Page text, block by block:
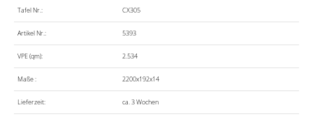
Tafel Nr.: CX305
Artikel Nr.: 5393
VPE (qm): 2.534
Maße : 2200x192x14
Lieferzeit: ca. 3 Wochen